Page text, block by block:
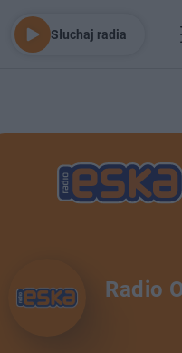
Słuchaj radia
Radio